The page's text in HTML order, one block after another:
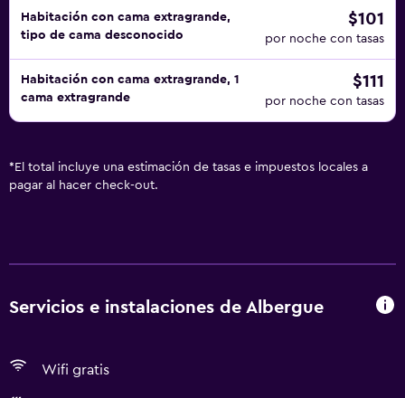
Habitación con cama extragrande,
tipo de cama desconocido
$101
por noche con tasas
Habitación con cama extragrande, 1
cama extragrande
$111
por noche con tasas
* El total incluye una estimación de tasas e impuestos locales a
pagar al hacer check-out.
Servicios e instalaciones de Albergue
Wifi gratis